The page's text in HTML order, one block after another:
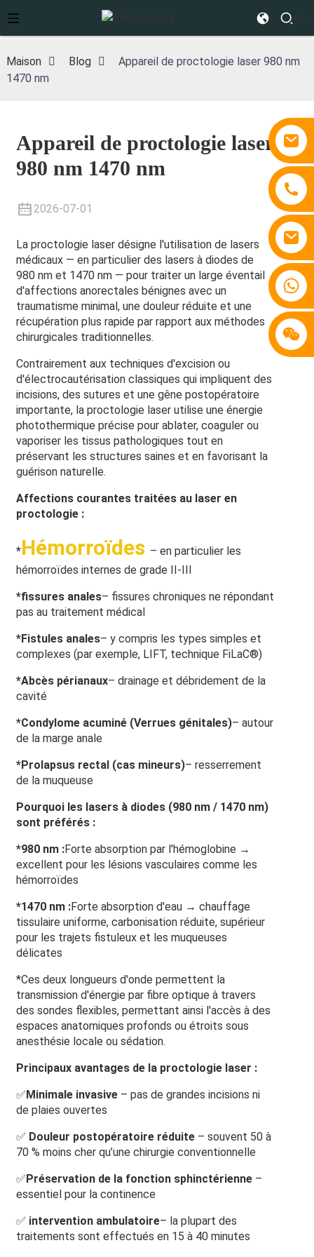
+86 15810767862
Maison Blog
Appareil de proctologie laser 980 nm
1470 nm
Appareil de proctologie laser
980 nm 1470 nm
2026-07-01
La proctologie laser désigne l'utilisation de lasers
médicaux — en particulier des lasers à diodes de
980 nm et 1470 nm — pour traiter un large éventail
d'affections anorectales bénignes avec un
traumatisme minimal, une douleur réduite et une
récupération plus rapide par rapport aux méthodes
chirurgicales traditionnelles.
Contrairement aux techniques d'excision ou
d'électrocautérisation classiques qui impliquent des
incisions, des sutures et une gêne postopératoire
importante, la proctologie laser utilise une énergie
photothermique précise pour ablater, coaguler ou
vaporiser les tissus pathologiques tout en
préservant les structures saines et en favorisant la
guérison naturelle.
Affections courantes traitées au laser en
proctologie :
*Hémorroïdes – en particulier les
hémorroïdes internes de grade II-III
*fissures anales– fissures chroniques ne répondant
pas au traitement médical
*Fistules anales– y compris les types simples et
complexes (par exemple, LIFT, technique FiLaC®)
*Abcès périanaux– drainage et débridement de la
cavité
*Condylome acuminé (Verrues génitales)– autour
de la marge anale
*Prolapsus rectal (cas mineurs)– resserrement
de la muqueuse
Pourquoi les lasers à diodes (980 nm / 1470 nm)
sont préférés :
*980 nm :Forte absorption par l'hémoglobine →
excellent pour les lésions vasculaires comme les
hémorroïdes
*1470 nm :Forte absorption d'eau → chauffage
tissulaire uniforme, carbonisation réduite, supérieur
pour les trajets fistuleux et les muqueuses
délicates
*Ces deux longueurs d'onde permettent la
transmission d'énergie par fibre optique à travers
des sondes flexibles, permettant ainsi l'accès à des
espaces anatomiques profonds ou étroits sous
anesthésie locale ou sédation.
Principaux avantages de la proctologie laser :
✅Minimale invasive – pas de grandes incisions ni
de plaies ouvertes
✅ Douleur postopératoire réduite – souvent 50 à
70 % moins cher qu’une chirurgie conventionnelle
✅Préservation de la fonction sphinctérienne –
essentiel pour la continence
✅ intervention ambulatoire– la plupart des
traitements sont effectués en 15 à 40 minutes